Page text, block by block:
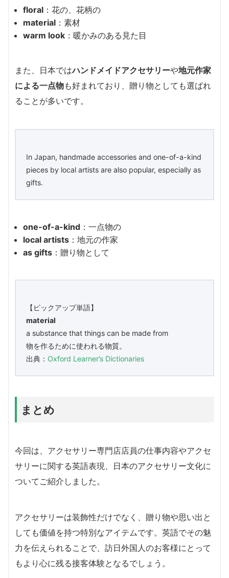
floral ：花の、花柄の
material ：素材
warm look ：暖かみのある見た目
また、日本ではハンドメイドアクセサリーや地元作家
による一点物も好まれており、贈り物としても選ばれ
ることが多いです。
In Japan, handmade accessories and one-of-a-kind
pieces by local artists are also popular, especially as
gifts.
one-of-a-kind ：一点物の
local artists ：地元の作家
as gifts ：贈り物として
【ピックアップ単語】
material
a substance that things can be made from
物を作るために使われる物質。
出典： Oxford Learner’s Dictionaries
まとめ
今回は、アクセサリー専門店店員の仕事内容やアクセ
サリーに関する英語表現、日本のアクセサリー文化に
ついてご紹介しました。
アクセサリーは装飾性だけでなく、贈り物や思い出と
しても価値を持つ特別なアイテムです。英語でその魅
力を伝えられることで、訪日外国人のお客様にとって
もより心に残る接客体験となるでしょう。